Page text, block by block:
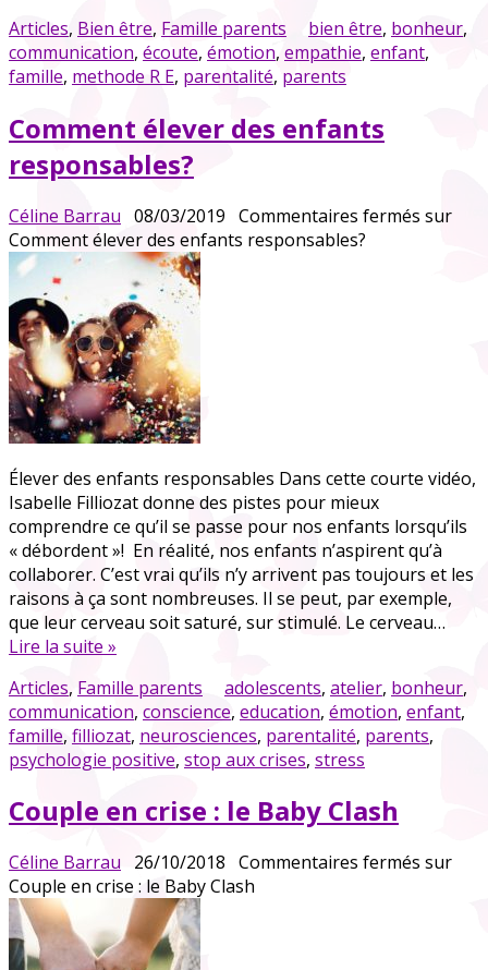
Articles, Bien être, Famille parents bien être, bonheur,
communication, écoute, émotion, empathie, enfant,
famille, methode R E, parentalité, parents
Comment élever des enfants
responsables?
Céline Barrau 08/03/2019 Commentaires fermés sur
Comment élever des enfants responsables?
Élever des enfants responsables Dans cette courte vidéo,
Isabelle Filliozat donne des pistes pour mieux
comprendre ce qu’il se passe pour nos enfants lorsqu’ils
« débordent »! En réalité, nos enfants n’aspirent qu’à
collaborer. C’est vrai qu’ils n’y arrivent pas toujours et les
raisons à ça sont nombreuses. Il se peut, par exemple,
que leur cerveau soit saturé, sur stimulé. Le cerveau…
Lire la suite »
Articles, Famille parents adolescents, atelier, bonheur,
communication, conscience, education, émotion, enfant,
famille, filliozat, neurosciences, parentalité, parents,
psychologie positive, stop aux crises, stress
Couple en crise : le Baby Clash
Céline Barrau 26/10/2018 Commentaires fermés sur
Couple en crise : le Baby Clash